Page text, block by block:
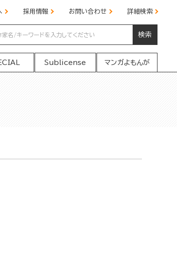
採用情報 お問い合わせ 詳細検索
検索
Sublicense マンガよもんが